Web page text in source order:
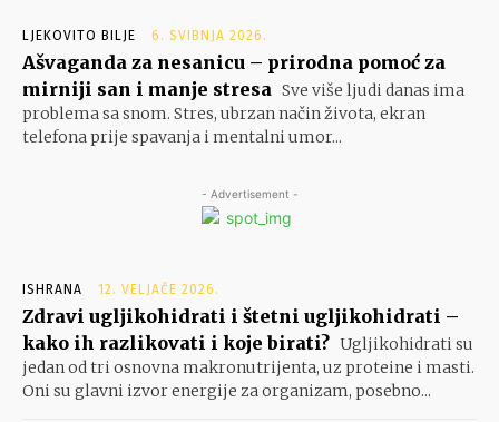
LJEKOVITO BILJE 6. SVIBNJA 2026.
Ašvaganda za nesanicu – prirodna pomoć za
mirniji san i manje stresa Sve više ljudi danas ima
problema sa snom. Stres, ubrzan način života, ekran
telefona prije spavanja i mentalni umor...
- Advertisement -
ISHRANA 12. VELJAČE 2026.
Zdravi ugljikohidrati i štetni ugljikohidrati –
kako ih razlikovati i koje birati? Ugljikohidrati su
jedan od tri osnovna makronutrijenta, uz proteine i masti.
Oni su glavni izvor energije za organizam, posebno...